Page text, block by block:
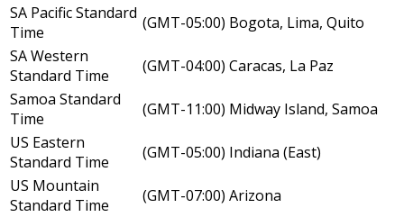
SA Pacific Standard
Time
(GMT-05:00) Bogota, Lima, Quito
SA Western
Standard Time
(GMT-04:00) Caracas, La Paz
Samoa Standard
Time
(GMT-11:00) Midway Island, Samoa
US Eastern
Standard Time
(GMT-05:00) Indiana (East)
US Mountain
Standard Time
(GMT-07:00) Arizona